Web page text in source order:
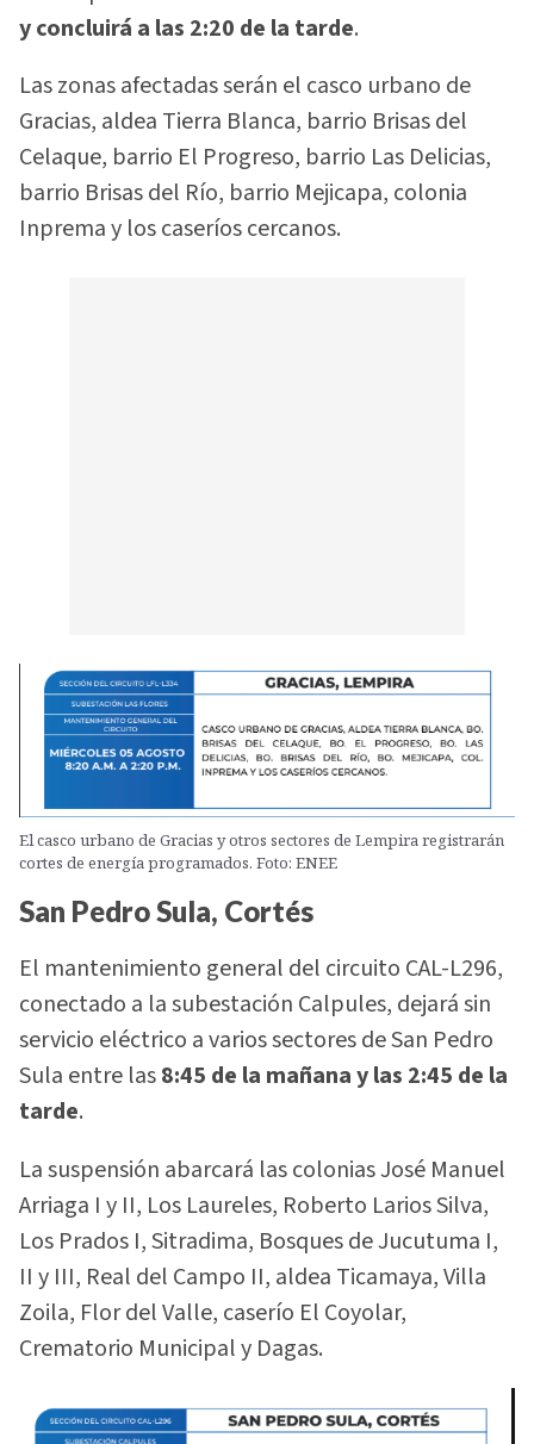
y concluirá a las 2:20 de la tarde.
Las zonas afectadas serán el casco urbano de
Gracias, aldea Tierra Blanca, barrio Brisas del
Celaque, barrio El Progreso, barrio Las Delicias,
barrio Brisas del Río, barrio Mejicapa, colonia
Inprema y los caseríos cercanos.
El casco urbano de Gracias y otros sectores de Lempira registrarán
cortes de energía programados. Foto: ENEE
San Pedro Sula, Cortés
El mantenimiento general del circuito CAL-L296,
conectado a la subestación Calpules, dejará sin
servicio eléctrico a varios sectores de San Pedro
Sula entre las8:45 de la mañana y las 2:45 de la
tarde.
La suspensión abarcará las colonias José Manuel
Arriaga I y II, Los Laureles, Roberto Larios Silva,
Los Prados I, Sitradima, Bosques de Jucutuma I,
II y III, Real del Campo II, aldea Ticamaya, Villa
Zoila, Flor del Valle, caserío El Coyolar,
Crematorio Municipal y Dagas.